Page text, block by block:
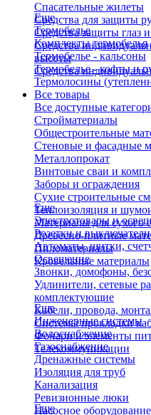
Спасательные жилеты
Средства для защиты
Средства защиты глаз
Средства
высоты
Средства
Еще
Термобелье
Комплекты термобелья
Термобелье - кальсоны
Термобелье - кофты и
Термолосины
Все товары
Все доступные
Стройматериалы
Общестроительные
Стеновые и фасадные
Металлопрокат
Винтовые сваи и
Заборы и ограждения
Сухие строительные
Теплоизоляция и
Материалы для сухого
Древесно-плитные
Пиломатериалы
Кровельные материалы
Еще
Электротовары и
Розетки и выключатели
Автоматы, щитки,
Освещение
Звонки, домофоны,
Удлинители, сетевые
комплектующие
Кабели, провода,
Системы прокладки
Фонари и элементы
Телекоммуникации
Еще
Инженерные системы
Водоснабжение
Газоснабжение
Дренажные системы
Изоляция для труб
Канализация
Ревизионные люки
Насосное
Еще